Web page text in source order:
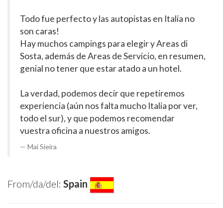
Todo fue perfecto y las autopistas en Italia no
son caras!
Hay muchos campings para elegir y Areas di
Sosta, además de Areas de Servicio, en resumen,
genial no tener que estar atado a un hotel.
La verdad, podemos decir que repetiremos
experiencia (aún nos falta mucho Italia por ver,
todo el sur), y que podemos recomendar
vuestra oficina a nuestros amigos.
Mai Sieira
From/da/del: Spain